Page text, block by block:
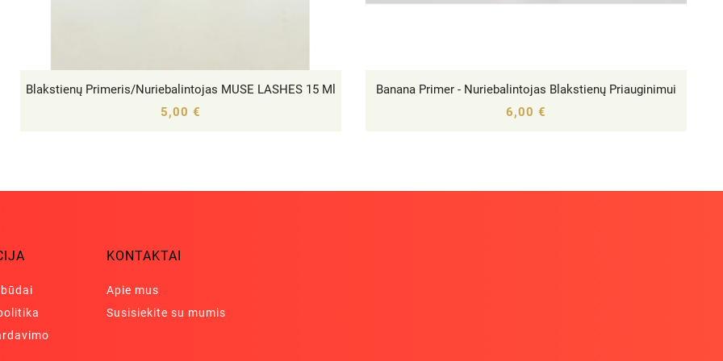
Blakstienų Primeris/Nuriebalintojas MUSE LASHES 15 Ml

5,00 €
Banana Primer - Nuriebalintojas Blakstienų Priauginimui
6,00 €
KONTAKTAI
Apie mus
Susisiekite su mumis